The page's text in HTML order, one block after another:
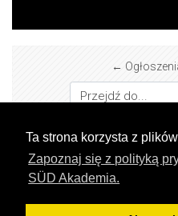
Ta strona korzysta z
Zapoznaj się z polityką
SÜD Akademia.
Przejdź do...